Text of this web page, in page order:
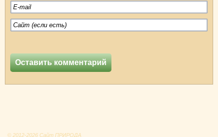
© 2012-2026 Сайт ПРИРОДА